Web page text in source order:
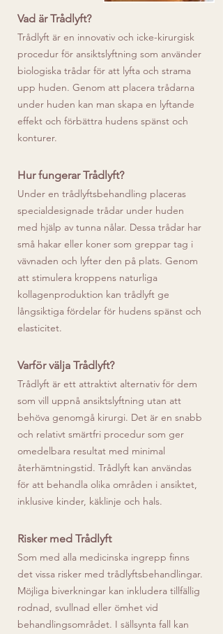
Vad är Trådlyft?
Trådlyft är en innovativ och icke-kirurgisk
procedur för ansiktslyftning som använder
biologiska trådar för att lyfta och strama
upp huden. Genom att placera trådarna
under huden kan man skapa en lyftande
effekt och förbättra hudens spänst och
konturer.
Hur fungerar Trådlyft?
Under en trådlyftsbehandling placeras
specialdesignade trådar under huden
med hjälp av tunna nålar. Dessa trådar har
små hakar eller koner som greppar tag i
vävnaden och lyfter den på plats. Genom
att stimulera kroppens naturliga
kollagenproduktion kan trådlyft ge
långsiktiga fördelar för hudens spänst och
elasticitet.
Varför välja Trådlyft?
Trådlyft är ett attraktivt alternativ för dem
som vill uppnå ansiktslyftning utan att
behöva genomgå kirurgi. Det är en snabb
och relativt smärtfri procedur som ger
omedelbara resultat med minimal
återhämtningstid. Trådlyft kan användas
för att behandla olika områden i ansiktet,
inklusive kinder, käklinje och hals.
Risker med Trådlyft
Som med alla medicinska ingrepp finns
det vissa risker med trådlyftsbehandlingar.
Möjliga biverkningar kan inkludera tillfällig
rodnad, svullnad eller ömhet vid
behandlingsområdet. I sällsynta fall kan